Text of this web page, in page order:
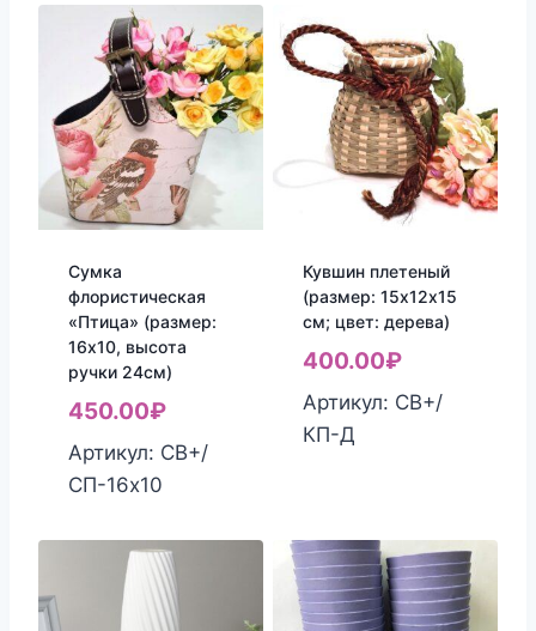
Сумка
флористическая
«Птица» (размер:
16х10, высота
ручки 24см)
450.00₽
Артикул: СВ+/
СП-16х10
Кувшин плетеный
(размер: 15х12х15
см; цвет: дерева)
400.00₽
Артикул: СВ+/
КП-Д